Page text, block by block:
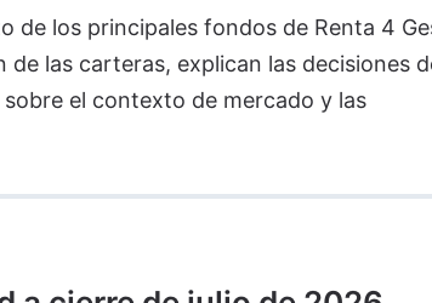
de los principales fondos de Renta 4
de las carteras, explican las decisiones
el contexto de mercado y las